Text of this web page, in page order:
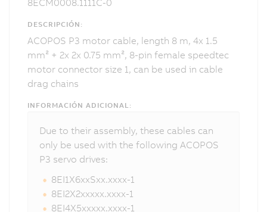
DESCRIPCIÓN:
ACOPOS P3 motor cable, length 8 m, 4x 1.5
mm² + 2x 2x 0.75 mm², 8-pin female speedtec
motor connector size 1, can be used in cable
drag chains
INFORMACIÓN ADICIONAL:
Due to their assembly, these cables can
only be used with the following ACOPOS
P3 servo drives:
8EI1X6xxSxx.xxxx-1
8EI2X2xxxxx.xxxx-1
8EI4X5xxxxx.xxxx-1